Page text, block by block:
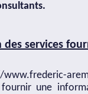
des services
www.frederic-
une